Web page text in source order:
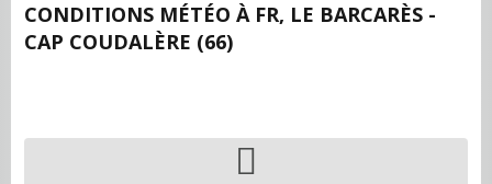
CONDITIONS MÉTÉO À FR, LE BARCARÈS -
CAP COUDALÈRE (66)